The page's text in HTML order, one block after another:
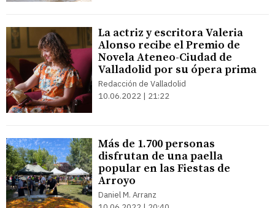
La actriz y escritora Valeria
Alonso recibe el Premio de
Novela Ateneo-Ciudad de
Valladolid por su ópera prima
Redacción de Valladolid
10.06.2022 | 21:22
Más de 1.700 personas
disfrutan de una paella
popular en las Fiestas de
Arroyo
Daniel M. Arranz